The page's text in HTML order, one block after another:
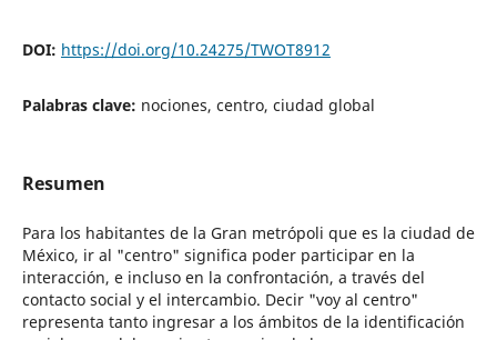
DOI: https://doi.org/10.24275/TWOT8912
Palabras clave: nociones, centro, ciudad global
Resumen
Para los habitantes de la Gran metrópoli que es la ciudad de
México, ir al "centro" significa poder participar en la
interacción, e incluso en la confrontación, a través del
contacto social y el intercambio. Decir "voy al centro"
representa tanto ingresar a los ámbitos de la identificación